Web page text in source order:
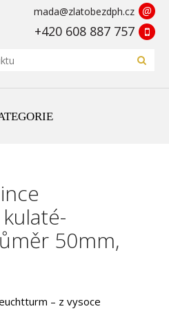
mada@zlatobezdph.cz @
+420 608 887 757
50mm,
– z vysoce